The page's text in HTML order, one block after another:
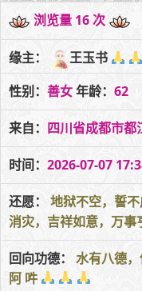
浏览量 16 次
缘主：
王玉书
性别： 善女年龄： 62
来自： 四川省成都市都
时间： 2026-07-07
还愿：
地狱不空，誓
消灾，吉祥如意，万事
回向功德： 水有八德
阿 吽